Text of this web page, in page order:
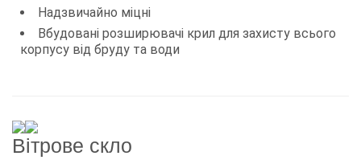
Надзвичайно міцні
Вбудовані розширювачі крил для захисту всього
корпусу від бруду та води
Вітрове скло